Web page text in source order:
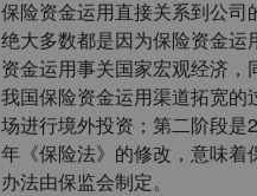
保险资金运用直接关系到公司
绝大多数都是因为保险资金
资金运用事关国家宏观经济，
我国保险资金运用渠道拓宽
场进行境外投资；第二阶段
年《保险法》的修改，意味
办法由保监会制定。